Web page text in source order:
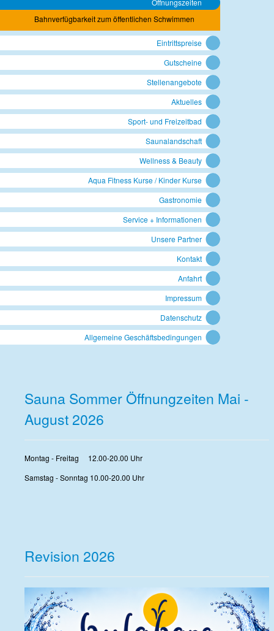
Bahnverfügbarkeit zum öffentlichen Schwimmen
Eintrittspreise
Gutscheine
Stellenangebote
Aktuelles
Sport- und Freizeitbad
Saunalandschaft
Wellness & Beauty
Aqua Fitness Kurse / Kinder Kurse
Gastronomie
Service + Informationen
Unsere Partner
Kontakt
Anfahrt
Impressum
Datenschutz
Allgemeine Geschäftsbedingungen
Sauna Sommer Öffnungzeiten Mai -
August 2026
Montag - Freitag 12.00-20.00 Uhr
Samstag - Sonntag 10.00-20.00 Uhr
Revision 2026